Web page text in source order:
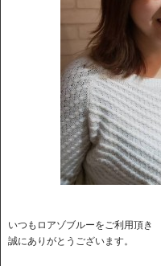
いつもロアゾブルーをご利用頂き
誠にありがとうございます。